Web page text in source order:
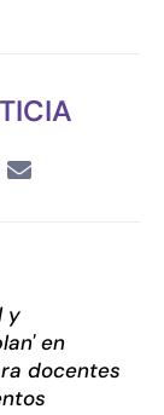
y
en
docentes